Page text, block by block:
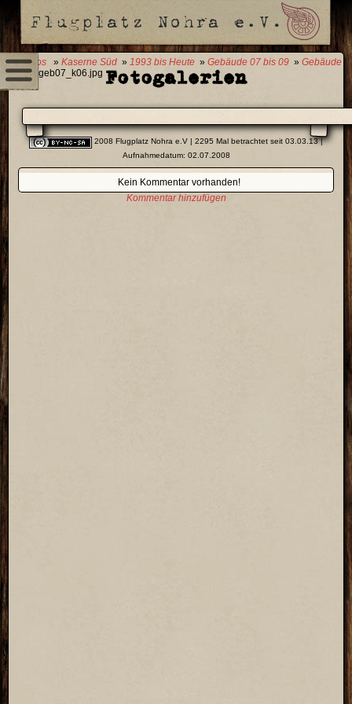
0 Fotos » Kaserne Süd » 1993 bis Heute » Gebäude 07 bis 09 » Gebäude
07» geb07_k06.jpg Fotogalerien
2008 Flugplatz Nohra e.V | 2295 Mal betrachtet seit 03.03.13 |
Aufnahmedatum: 02.07.2008
Kein Kommentar vorhanden!
Kommentar hinzufügen